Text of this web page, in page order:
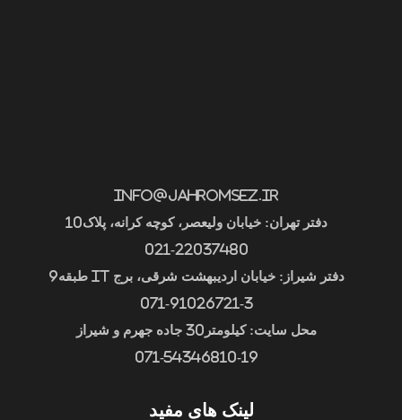
info@jahromsez.ir
دفتر تهران: خیابان ولیعصر، کوچه کرانه، پلاک10
021-22037480
دفتر شیراز: خیابان اردیبهشت شرقی، برج IT طبقه9
071-91026721-3
محل سایت: کیلومتر30 جاده جهرم و شیراز
071-54346810-19
لینک های مفید